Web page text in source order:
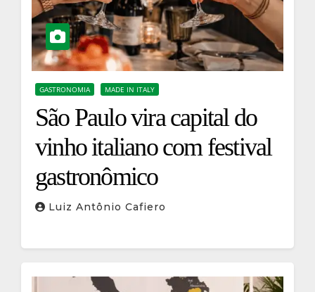
GASTRONOMIA MADE IN ITALY
São Paulo vira capital do
vinho italiano com festival
gastronômico
Luiz Antônio Cafiero